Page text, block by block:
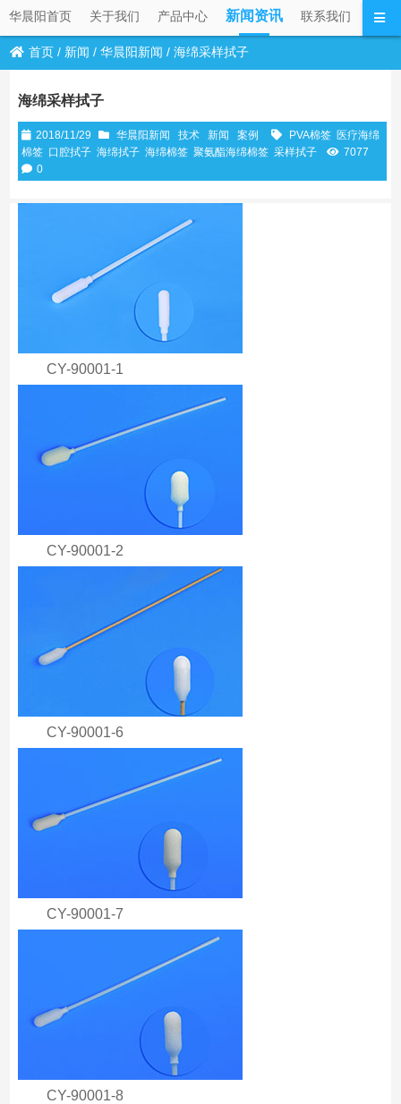
华晨阳首页 关于我们 产品中心 新闻资讯 联系我们
首页 / 新闻 /华晨阳新闻 /海绵采样拭子
海绵采样拭子
2018/11/29 华晨阳新闻 技术 新闻 案例 PVA棉签 医疗海绵
棉签 口腔拭子 海绵拭子 海绵棉签 聚氨酯海绵棉签 采样拭子
7077
0
CY-90001-1
CY-90001-2
CY-90001-6
CY-90001-7
CY-90001-8